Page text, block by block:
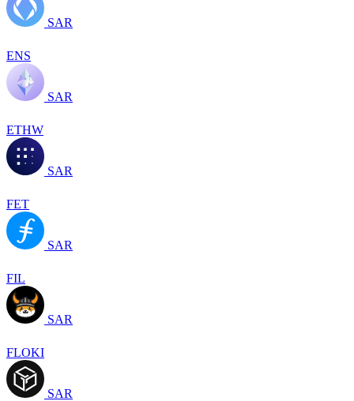
SAR
ENS
SAR
ETHW
SAR
FET
SAR
FIL
SAR
FLOKI
SAR